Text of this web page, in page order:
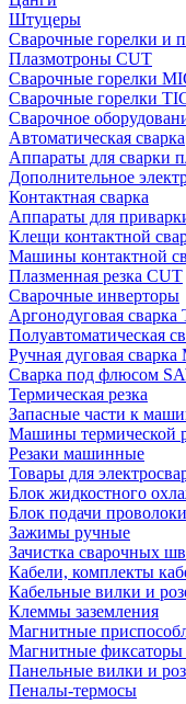
Штуцеры
Сварочные горелки и
Плазмотроны CUT
Сварочные горелки
Сварочные горелки
Сварочное
Автоматическая сварка
Аппараты для сварки
Дополнительное
Контактная сварка
Аппараты для
Клещи контактной
Машины контактной
Плазменная резка CUT
Сварочные инверторы
Аргонодуговая сварка
Полуавтоматическая
Ручная дуговая
Сварка под флюсом
Термическая резка
Запасные части к
Машины термической
Резаки машинные
Товары для
Блок жидкостного
Блок подачи проволоки
Зажимы ручные
Зачистка сварочных
Кабели, комплекты
Кабельные вилки и
Клеммы заземления
Магнитные
Магнитные фиксаторы
Панельные вилки и
Пеналы-термосы